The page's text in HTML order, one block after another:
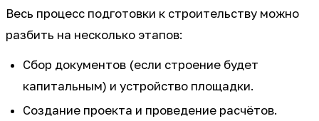
Весь процесс подготовки к строительству можно
разбить на несколько этапов:
Сбор документов (если строение будет
капитальным) и устройство площадки.
Создание проекта и проведение расчётов.